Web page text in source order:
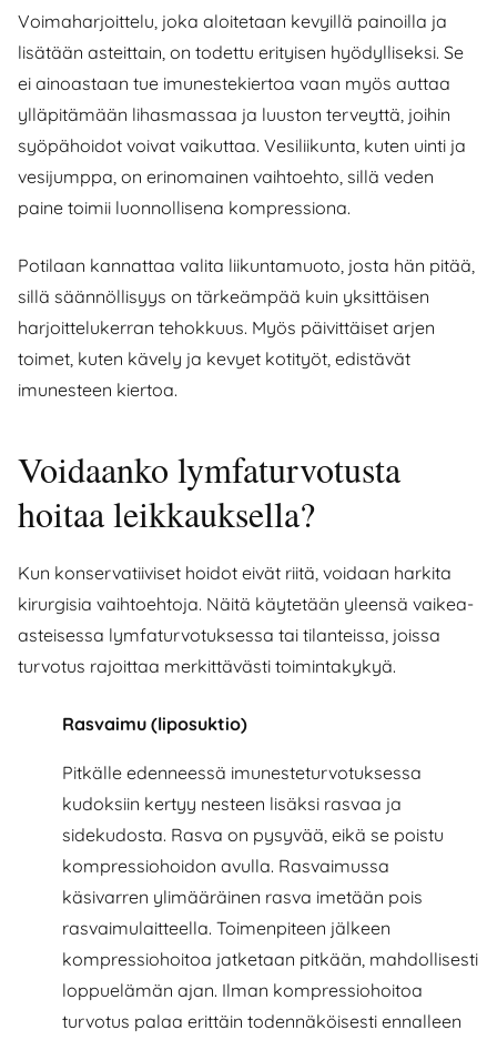
Voimaharjoittelu, joka aloitetaan kevyillä painoilla ja
lisätään asteittain, on todettu erityisen hyödylliseksi. Se
ei ainoastaan tue imunestekiertoa vaan myös auttaa
ylläpitämään lihasmassaa ja luuston terveyttä, joihin
syöpähoidot voivat vaikuttaa. Vesiliikunta, kuten uinti ja
vesijumppa, on erinomainen vaihtoehto, sillä veden
paine toimii luonnollisena kompressiona.
Potilaan kannattaa valita liikuntamuoto, josta hän pitää,
sillä säännöllisyys on tärkeämpää kuin yksittäisen
harjoittelukerran tehokkuus. Myös päivittäiset arjen
toimet, kuten kävely ja kevyet kotityöt, edistävät
imunesteen kiertoa.
Voidaanko lymfaturvotusta
hoitaa leikkauksella?
Kun konservatiiviset hoidot eivät riitä, voidaan harkita
kirurgisia vaihtoehtoja. Näitä käytetään yleensä vaikea-
asteisessa lymfaturvotuksessa tai tilanteissa, joissa
turvotus rajoittaa merkittävästi toimintakykyä.
Rasvaimu (liposuktio)
Pitkälle edenneessä imunesteturvotuksessa
kudoksiin kertyy nesteen lisäksi rasvaa ja
sidekudosta. Rasva on pysyvää, eikä se poistu
kompressiohoidon avulla. Rasvaimussa
käsivarren ylimääräinen rasva imetään pois
rasvaimulaitteella. Toimenpiteen jälkeen
kompressiohoitoa jatketaan pitkään, mahdollisesti
loppuelämän ajan. Ilman kompressiohoitoa
turvotus palaa erittäin todennäköisesti ennalleen